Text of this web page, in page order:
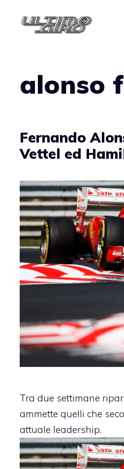
alonso
Fernando
Vettel ed
Tra due settimane
ammette quelli che
attuale leadership.